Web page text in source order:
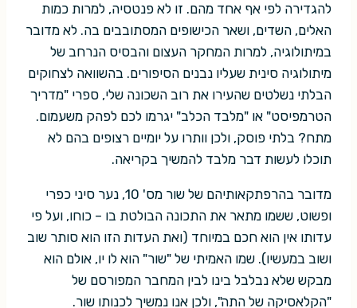
להגדירה לפי אף אחד מהם. זו לא פנטסיה, למרות כמות
האלים, השדים, ושאר הכישופים המסתובבים בה. לא מדובר
במיתולוגיה, למרות המחקר העצום והבסיס הנרחב של
מיתולוגיה סינית שעליו נבנים הסיפורים. בהשוואה לצחוקים
הבלתי נשלטים שהעירו את רוב השכונה שלי, ספרי "מדריך
הטרמפיסט" או "מלבד הכלב" יגרמו לכם לפהק משעמום.
מתח? בלתי פוסק, ולכן וותרו על יומיים רצופים בהם לא
תוכלו לעשות דבר מלבד להמשיך בקריאה.
מדובר בהרפתקאותיהם של שור מס' 10, נער סיני כפרי
ופשוט, ששמו מתאר את התכונה הבולטת בו – כוחו, ועל פי
עדותו אין הוא חכם במיוחד (ואת העדות הזו הוא סותר שוב
ושוב במעשיו). שמו האמיתי של "שור" הוא לו יו, אולם הוא
מבקש שלא נבלבל בינו לבין המחבר המפורסם של
"הקלאסיקה של התה", ולכן אנו נמשיך לכנותו שור.